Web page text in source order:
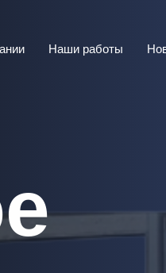
Наши работы